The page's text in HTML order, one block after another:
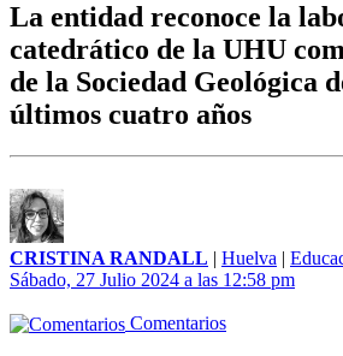
La entidad reconoce la
catedrático de la UHU
de la Sociedad Geológica
últimos cuatro años
CRISTINA RANDALL | Huelva |
Sábado, 27 Julio 2024 a las 12:58 pm
Comentarios